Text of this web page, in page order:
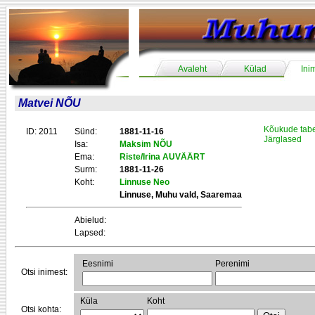
Avaleht Külad
Matvei NÕU
ID: 2011 Sünd:
1881-11-16
Isa:
Maksim NÕU
Ema:
Riste/Irina AUVÄÄRT
Surm:
1881-11-26
Koht:
Linnuse Neo
Linnuse, Muhu vald, Saaremaa
Abielud:
Lapsed:
Kõukude
Järglased
Otsi inimest:
Eesnimi Perenimi
Otsi kohta:
Küla Koht